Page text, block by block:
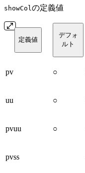
showColの定義値
定義値
デフォ
ルト
pv ○
uu ○
pvuu ○
pvss